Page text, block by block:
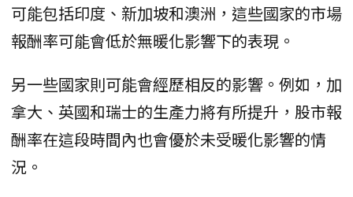
可能包括印度、新加坡和澳洲，這些國家的市場
報酬率可能會低於無暖化影響下的表現。
另一些國家則可能會經歷相反的影響。例如，加
拿大、英國和瑞士的生產力將有所提升，股市報
酬率在這段時間內也會優於未受暖化影響的情
況。